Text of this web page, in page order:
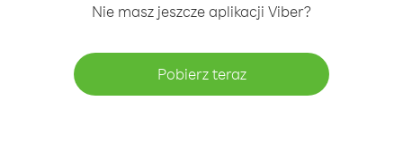
Nie masz jeszcze aplikacji Viber?
Pobierz teraz